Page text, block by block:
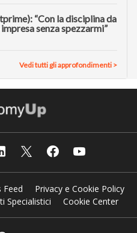
“Con la disciplina da
senza spezzarmi”
Vedi tutti gli approfondimenti >
Feed
Privacy e Cookie Policy
Specialistici
Cookie Center